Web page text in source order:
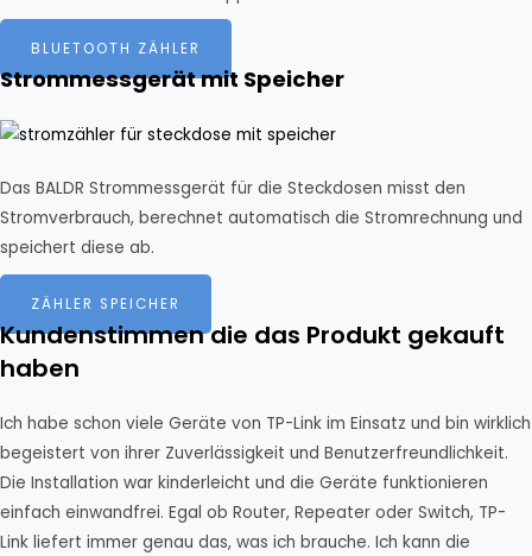
BLUETOOTH ZÄHLER
Strommessgerät mit Speicher
Das BALDR Strommessgerät für die Steckdosen misst den
Stromverbrauch, berechnet automatisch die Stromrechnung und
speichert diese ab.
ZÄHLER SPEICHER
Kundenstimmen die das Produkt gekauft
haben
Ich habe schon viele Geräte von TP-Link im Einsatz und bin wirklich
begeistert von ihrer Zuverlässigkeit und Benutzerfreundlichkeit.
Die Installation war kinderleicht und die Geräte funktionieren
einfach einwandfrei. Egal ob Router, Repeater oder Switch, TP-
Link liefert immer genau das, was ich brauche. Ich kann die